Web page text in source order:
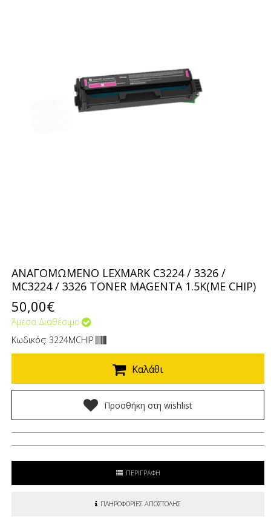
ΑΝΑΓΟΜΩΜΕΝΟ LEXMARK C3224 / 3326 /
MC3224 / 3326 TONER MAGENTA 1.5K(ΜΕ CHIP)
50,00€
Άμεσα Διαθέσιμο
Κωδικός: 3224MCHIP
Καλάθι
Προσθήκη στη wishlist
ΠΕΡΙΓΡΑΦΗ
ΠΛΗΡΟΦΟΡΙΕΣ ΑΠΟΣΤΟΛΗΣ